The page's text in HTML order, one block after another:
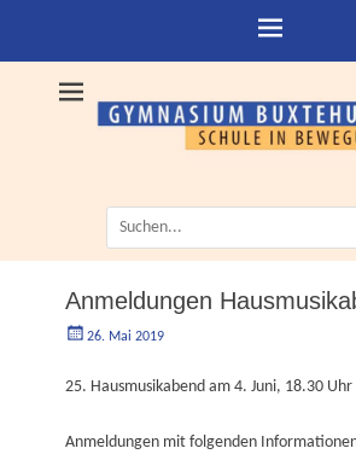
Suche
nach:
Anmeldungen
Geschrieben
26. Mai 2019
25. Hausmusikabend am 4. Juni, 18.30 Uhr
Anmeldungen mit folgenden